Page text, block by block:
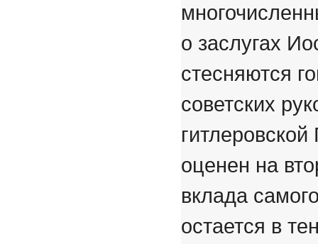
о заслугах
стесняются
советских
оценен на
вклада
остается в